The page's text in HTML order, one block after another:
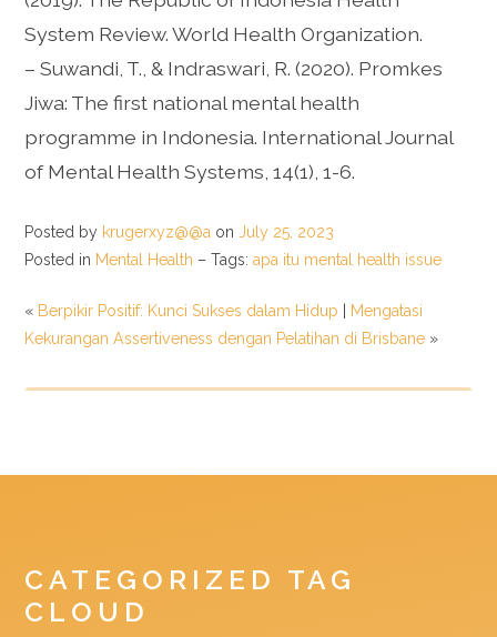
System Review. World Health Organization.
– Suwandi, T., & Indraswari, R. (2020). Promkes
Jiwa: The first national mental health
programme in Indonesia. International Journal
of Mental Health Systems, 14(1), 1-6.
Posted by krugerxyz@@a on July 25, 2023
Posted in Mental Health – Tags:apa itu mental health issue
« Berpikir Positif: Kunci Sukses dalam Hidup
Mengatasi
Kekurangan Assertiveness dengan Pelatihan di Brisbane »
CATEGORIZED TAG
CLOUD